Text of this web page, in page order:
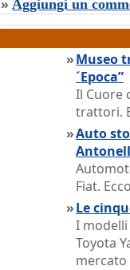
» Aggiungi un
»Museo
´Epoca”
Il Cuore
trattori.
»Auto
Fiat.
»Le
I modelli
Toyota